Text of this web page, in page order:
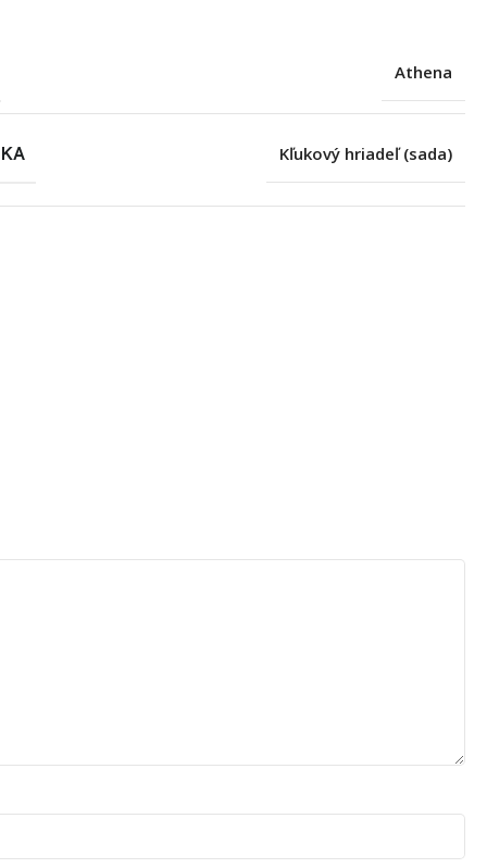
Athena
Kľukový hriadeľ (sada)